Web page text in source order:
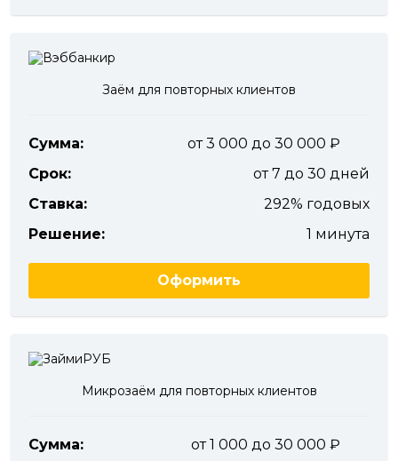
Заём для повторных клиентов
Сумма:
от 3 000 до 30 000
Срок:
от 7 до 30 дней
Ставка:
292% годовых
Решение:
1 минута
Оформить
Микрозаём для повторных клиентов
Сумма:
от 1 000 до 30 000